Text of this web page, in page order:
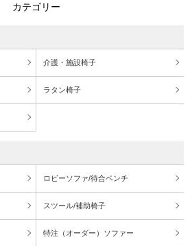
カテゴリー
介護・施設椅子
ラタン椅子
ロビーソファ/待合ベンチ
スツール/補助椅子
特注（オーダー）ソファー